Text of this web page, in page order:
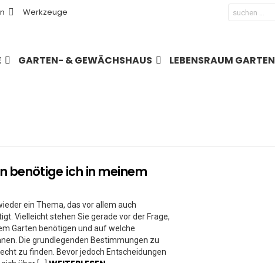
Werkzeuge
Search
for:
GARTEN- & GEWÄCHSHAUS
LEBENSRAUM GARTEN
benötige ich in meinem
ein Thema, das vor allem auch
Vielleicht stehen Sie gerade vor der Frage,
Garten benötigen und auf welche
Die grundlegenden Bestimmungen zu
zu finden. Bevor jedoch Entscheidungen